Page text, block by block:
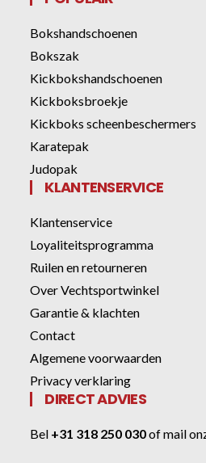
Bokshandschoenen
Bokszak
Kickbokshandschoenen
Kickboksbroekje
Kickboks scheenbeschermers
Karatepak
Judopak
KLANTENSERVICE
Klantenservice
Loyaliteitsprogramma
Ruilen en retourneren
Over Vechtsportwinkel
Garantie & klachten
Contact
Algemene voorwaarden
Privacy verklaring
DIRECT ADVIES
Bel +31 318 250 030ofmail